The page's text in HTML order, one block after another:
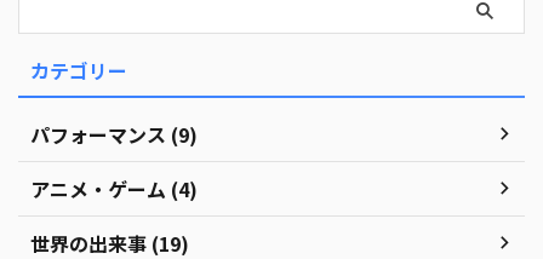
カテゴリー
パフォーマンス (9)
アニメ・ゲーム (4)
世界の出来事 (19)